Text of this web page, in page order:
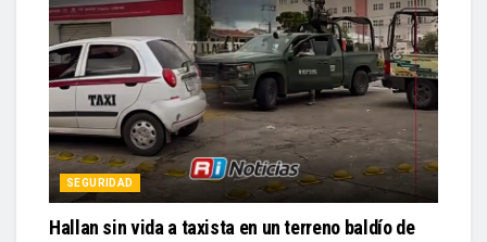
SEGURIDAD
Hallan sin vida a taxista en un terreno baldío de